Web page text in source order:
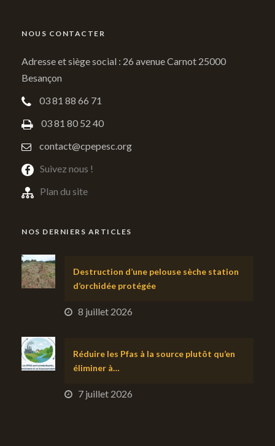
NOUS CONTACTER
Adresse et siège social : 26 avenue Carnot 25000
Besançon
03 81 88 66 71
03 81 80 52 40
contact@cpepesc.org
Suivez nous !
Plan du site
NOS DERNIERS ARTICLES
Destruction d’une pelouse sèche station
d’orchidée protégée
8 juillet 2026
Réduire les Pfas à la source plutôt qu’en
éliminer à…
7 juillet 2026